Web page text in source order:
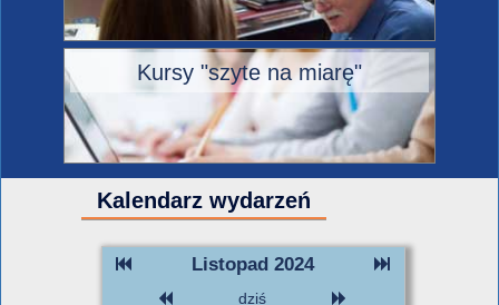
Kursy "szyte na miarę"
Kalendarz wydarzeń
Listopad 2024
dziś